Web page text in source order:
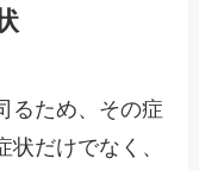
るため、その症
だけでなく、